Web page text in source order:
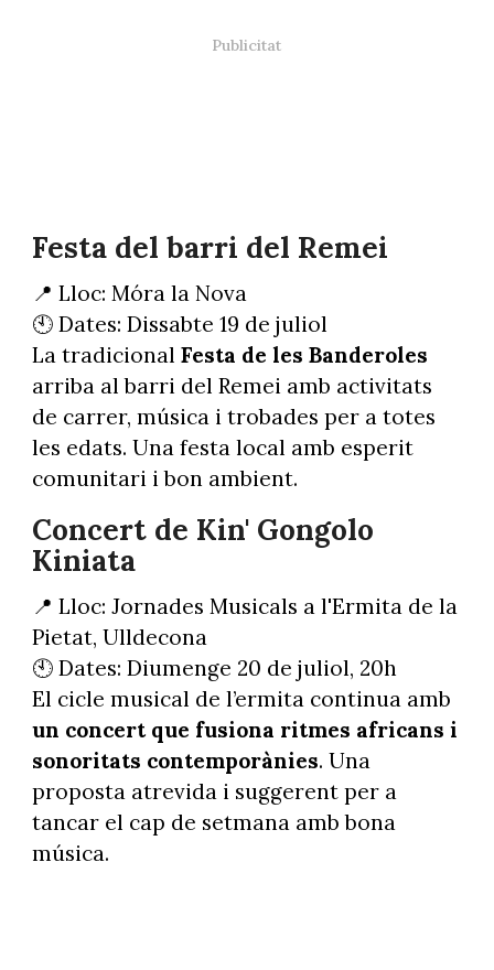
Festa del barri del Remei
📍 Lloc: Móra la Nova
🕙 Dates: Dissabte 19 de juliol
La tradicional Festa de les Banderoles
arriba al barri del Remei amb activitats
de carrer, música i trobades per a totes
les edats. Una festa local amb esperit
comunitari i bon ambient.
Concert de Kin' Gongolo
Kiniata
📍 Lloc: Jornades Musicals a l'Ermita de la
Pietat, Ulldecona
🕙 Dates: Diumenge 20 de juliol, 20h
El cicle musical de l’ermita continua amb
un concert que fusiona ritmes africans i
sonoritats contemporànies. Una
proposta atrevida i suggerent per a
tancar el cap de setmana amb bona
música.